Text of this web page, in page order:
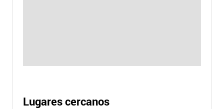
Lugares cercanos